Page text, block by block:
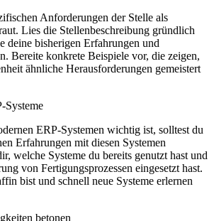
Anforderungen der Stelle als
Lies die Stellenbeschreibung gründlich
deine bisherigen Erfahrungen und
Bereite konkrete Beispiele vor, die zeigen,
ähnliche Herausforderungen gemeistert
Systeme
ERP-Systemen wichtig ist, solltest du
Erfahrungen mit diesen Systemen
welche Systeme du bereits genutzt hast und
von Fertigungsprozessen eingesetzt hast.
bist und schnell neue Systeme erlernen
betonen